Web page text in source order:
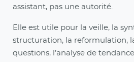
assistant, pas une autorité.
Elle est utile pour la veille, la
structuration, la reformulation,
questions, l’analyse de